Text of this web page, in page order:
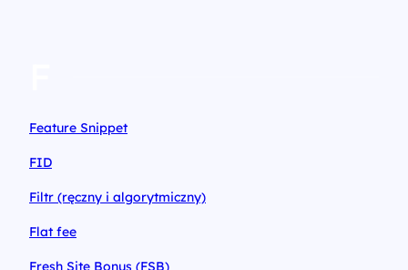
Feature Snippet
FID
Filtr (ręczny i algorytmiczny)
Flat fee
Fresh Site Bonus (FSB)